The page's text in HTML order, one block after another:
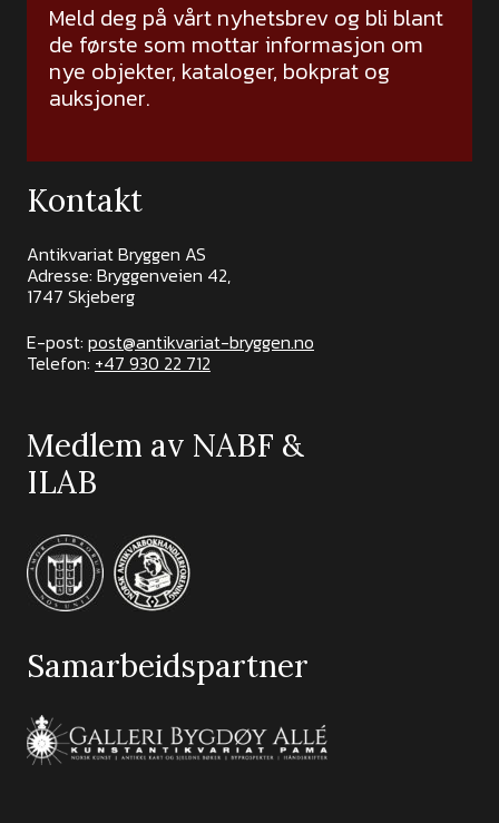
Meld deg på vårt nyhetsbrev og bli blant
de første som mottar informasjon om
nye objekter, kataloger, bokprat og
auksjoner.
Kontakt
Antikvariat Bryggen AS
Adresse: Bryggenveien 42,
1747 Skjeberg
E-post: post@antikvariat-bryggen.no
Telefon: +47 930 22 712
Medlem av NABF &
ILAB
Samarbeidspartner